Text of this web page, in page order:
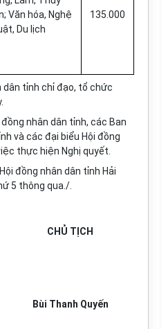
Văn hóa, Nghệ
Du lịch
135.000
dân tỉnh chỉ đạo, tổ chức
nhân dân tỉnh, các Ban
và các đại biểu Hội đồng
thực hiện Nghị quyết.
đồng nhân dân tỉnh Hải
5 thông qua./.
CHỦ TỊCH
Bùi Thanh Quyến